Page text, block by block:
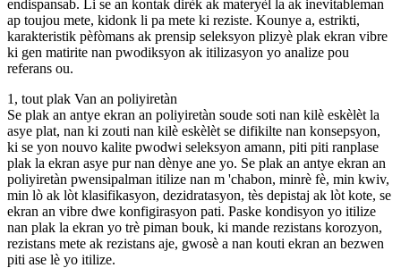
endispansab. Li se an kontak dirèk ak materyèl la ak inevitableman
ap toujou mete, kidonk li pa mete ki reziste. Kounye a, estrikti,
karakteristik pèfòmans ak prensip seleksyon plizyè plak ekran vibre
ki gen matirite nan pwodiksyon ak itilizasyon yo analize pou
referans ou.
1, tout plak Van an poliyiretàn
Se plak an antye ekran an poliyiretàn soude soti nan kilè eskèlèt la
asye plat, nan ki zouti nan kilè eskèlèt se difikilte nan konsepsyon,
ki se yon nouvo kalite pwodwi seleksyon amann, piti piti ranplase
plak la ekran asye pur nan dènye ane yo. Se plak an antye ekran an
poliyiretàn pwensipalman itilize nan m 'chabon, minrè fè, min kwiv,
min lò ak lòt klasifikasyon, dezidratasyon, tès depistaj ak lòt kote, se
ekran an vibre dwe konfigirasyon pati. Paske kondisyon yo itilize
nan plak la ekran yo trè piman bouk, ki mande rezistans korozyon,
rezistans mete ak rezistans aje, gwosè a nan kouti ekran an bezwen
piti ase lè yo itilize.